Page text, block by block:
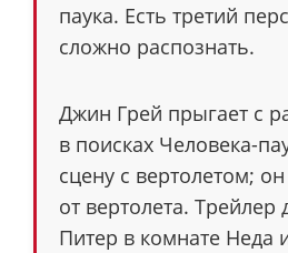
паука. Есть третий
сложно распознать.
Джин Грей прыгает с
в поисках Человека-
сцену с вертолетом;
от вертолета. Трейлер
Питер в комнате Неда